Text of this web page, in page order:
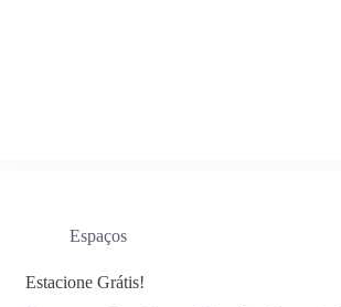
Espaços
Estacione Grátis!